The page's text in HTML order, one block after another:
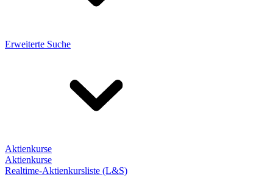
Erweiterte Suche
Aktienkurse
Aktienkurse
Realtime-Aktienkursliste (L&S)